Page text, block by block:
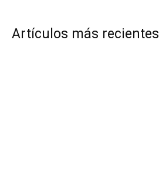
Artículos más recientes